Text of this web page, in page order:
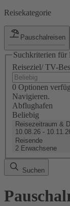
Reisekategorie
Pauschalreisen
Suchkriterien für
Reiseziel/ TV-
0 Optionen
Navigieren.
Abflughafen
Beliebig
Reisezeitraum &
10.08.26 -
Reisende
2 Erwachsene
Suchen